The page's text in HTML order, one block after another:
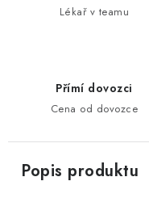
Lékař v teamu
Přímí dovozci
Cena od dovozce
Popis produktu